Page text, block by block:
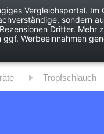
Digitales Drogerie
Tropfschlauch
Vergleichsportal.
sondern
Dritter.
Werbeeinnahmen